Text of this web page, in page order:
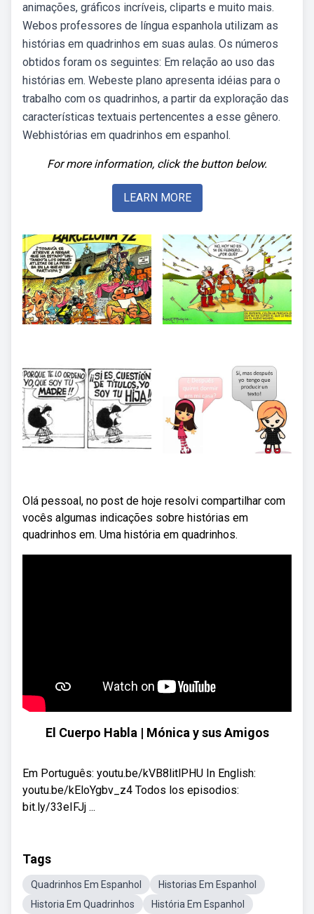
animações, gráficos incríveis, cliparts e muito mais.
Webos professores de língua espanhola utilizam as
histórias em quadrinhos em suas aulas. Os números
obtidos foram os seguintes: Em relação ao uso das
histórias em. Webeste plano apresenta idéias para o
trabalho com os quadrinhos, a partir da exploração das
características textuais pertencentes a esse gênero.
Webhistórias em quadrinhos em espanhol.
For more information, click the button below.
LEARN MORE
Olá pessoal, no post de hoje resolvi compartilhar com
vocês algumas indicações sobre histórias em
quadrinhos em. Uma história em quadrinhos.
El Cuerpo Habla | Mónica y sus Amigos
Em Português: youtu.be/kVB8litlPHU In English:
youtu.be/kEloYgbv_z4 Todos los episodios:
bit.ly/33eIFJj ...
Tags
Quadrinhos Em Espanhol
Historias Em Espanhol
Historia Em Quadrinhos
História Em Espanhol